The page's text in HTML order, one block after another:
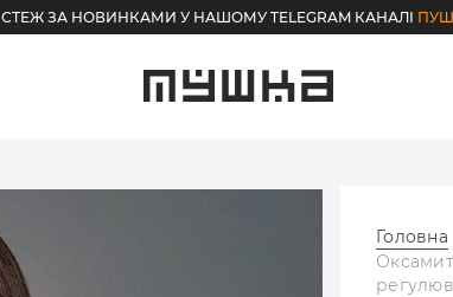
СТЕЖ ЗА НОВИНКАМИ У НАШОМУ TELEGRAM КАНАЛІ
Головна